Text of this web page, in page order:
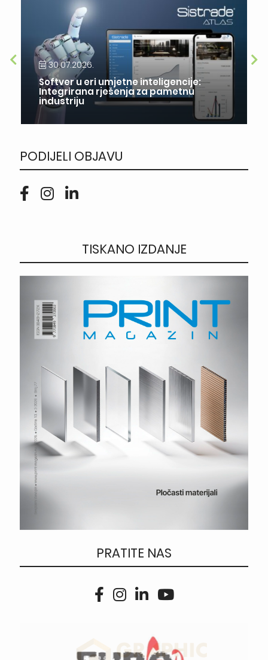
30.07.2026.
Softver u eri umjetne inteligencije:
Integrirana rješenja za pametnu
industriju
PODIJELI OBJAVU
TISKANO IZDANJE
PRATITE NAS